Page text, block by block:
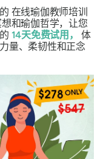
在线瑜伽教师培训
和瑜伽哲学，让您
14天免费试用，
体
量、柔韧性和正念